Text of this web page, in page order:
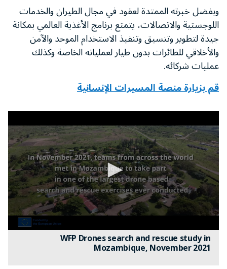
وبفضل خبرته الممتدة لعقود في مجال الطيران والخدمات
اللوجستية والاتصالات، يتمتع برنامج الأغذية العالمي بمكانة
جيدة لتطوير وتنسيق وتنفيذ الاستخدام الموحد والآمن
والأخلاقي للطائرات بدون طيار لعملياته الخاصة وكذلك
عمليات شركائه.
قم بزيارة منصة المسيرات الإنسانية
WFP Drones search and rescue study in
Mozambique, November 2021